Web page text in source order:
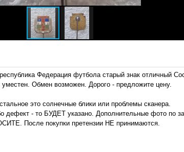
Федерация футбола старый знак отличный
уместен. Обмен возможен. Дорого - предложите цену.
это солнечные блики или проблемы сканера.
дефект - то БУДЕТ указано. Дополнительные фото по
После покупки претензии НЕ принимаются.